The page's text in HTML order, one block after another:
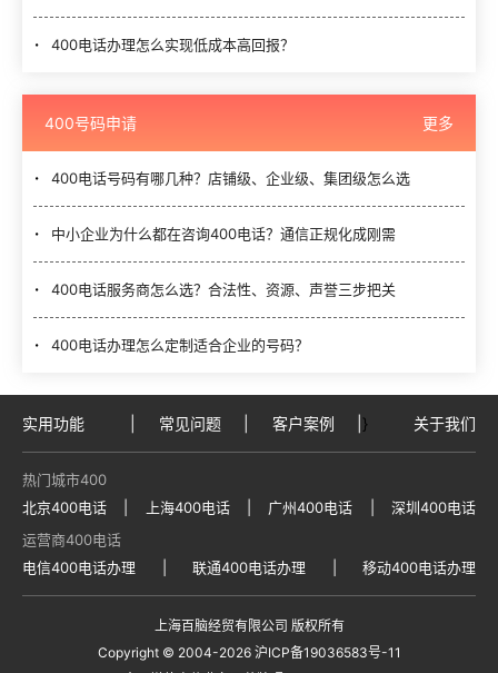
400电话办理怎么实现低成本高回报？
400号码申请 更多
400电话号码有哪几种？店铺级、企业级、集团级怎么选
中小企业为什么都在咨询400电话？通信正规化成刚需
400电话服务商怎么选？合法性、资源、声誉三步把关
400电话办理怎么定制适合企业的号码？
实用功能 常见问题 客户案例 } 关于我们
热门城市400
北京400电话
上海400电话 广州400电话
深圳400电话
运营商400电话
电信400电话办理
联通400电话办理 移动400电话办理
上海百脑经贸有限公司 版权所有
Copyright © 2004-2026 沪ICP备19036583号-11